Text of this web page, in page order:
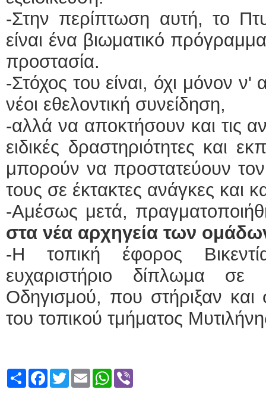
-Στην περίπτωση αυτή, το
είναι ένα βιωματικό
προστασία.
-Στόχος του είναι, όχι μόνον ν'
νέοι εθελοντική συνείδηση,
-αλλά να αποκτήσουν και τις
ειδικές δραστηριότητες και
μπορούν να προστατεύουν
τους σε έκτακτες ανάγκες και
-Αμέσως μετά,
στα νέα αρχηγεία των
-Η τοπική έφορος
ευχαριστήριο δίπλωμα
Οδηγισμού, που στήριξαν και
του τοπικού τμήματος
ShareFacebook
TwitterEmailWhatsApp